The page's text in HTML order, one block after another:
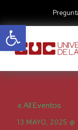
Abrir
« All Eventos
13 MAYO, 2025